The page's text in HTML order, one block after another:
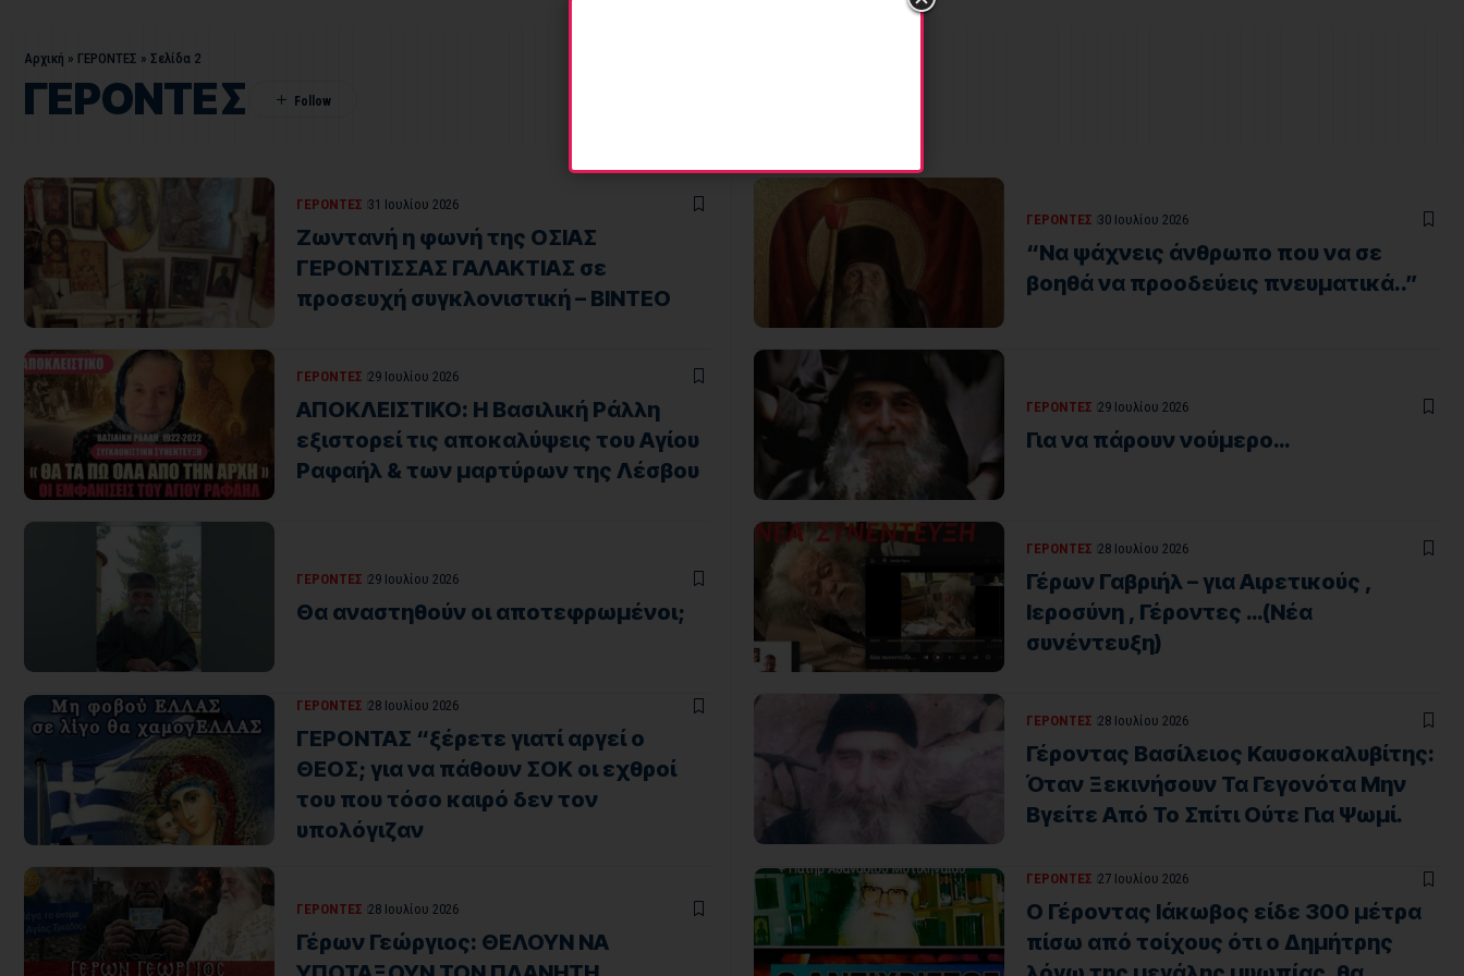
Αρχική » ΓΕΡΟΝΤΕΣ » Σελίδα 2
ΓΕΡΟΝΤΕΣ
ΓΕΡΟΝΤΕΣ 31 Ιουλίου 2026
Ζωντανή η φωνή της ΟΣΙΑΣ
ΓΕΡΟΝΤΙΣΣΑΣ ΓΑΛΑΚΤΙΑΣ σε
προσευχή συγκλονιστική – ΒΙΝΤΕΟ
ΓΕΡΟΝΤΕΣ 30 Ιουλίου 2026
“Να ψάχνεις άνθρωπο που να σε
βοηθά να προοδεύεις πνευματικά..”
ΓΕΡΟΝΤΕΣ 29 Ιουλίου 2026
ΑΠΟΚΛΕΙΣΤΙΚΟ: Η Βασιλική Ράλλη
εξιστορεί τις αποκαλύψεις του Αγίου
Ραφαήλ & των μαρτύρων της Λέσβου
ΓΕΡΟΝΤΕΣ 29 Ιουλίου 2026
Για να πάρουν νούμερο…
ΓΕΡΟΝΤΕΣ 29 Ιουλίου 2026
Θα αναστηθούν οι αποτεφρωμένοι;
ΓΕΡΟΝΤΕΣ 28 Ιουλίου 2026
Γέρων Γαβριήλ – για Αιρετικούς ,
Ιεροσύνη , Γέροντες …(Νέα
συνέντευξη)
ΓΕΡΟΝΤΕΣ 28 Ιουλίου 2026
ΓΕΡΟΝΤΑΣ “ξέρετε γιατί αργεί ο
ΘΕΟΣ; για να πάθουν ΣΟΚ οι εχθροί
του που τόσο καιρό δεν τον
υπολόγιζαν
ΓΕΡΟΝΤΕΣ 28 Ιουλίου 2026
Γέροντας Βασίλειος Καυσοκαλυβίτης:
Όταν Ξεκινήσουν Τα Γεγονότα Μην
Βγείτε Από Το Σπίτι Ούτε Για Ψωμί.
ΓΕΡΟΝΤΕΣ 28 Ιουλίου 2026
Γέρων Γεώργιος: ΘΕΛΟΥΝ ΝΑ
ΓΕΡΟΝΤΕΣ 27 Ιουλίου 2026
Ο Γέροντας Ιάκωβος είδε 300 μέτρα
πίσω από τοίχους ότι ο Δημήτρης